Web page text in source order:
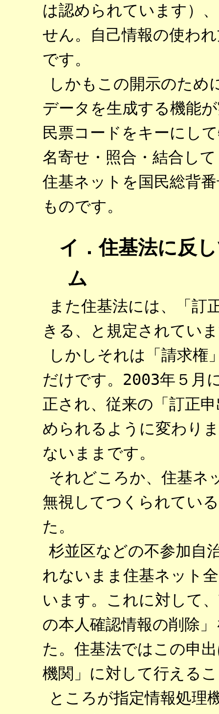
は認められています）
せん。自己情報の使わ
です。
しかもこの開示のため
データを生成する機能
民票コードをキーにし
名寄せ・照合・結合し
住基ネットを国民総背
ものです。
イ．住基法に反
ム
また住基法には、「訂
きる、と規定されてい
しかしそれは「請求権
だけです。2003年５月
正され、従来の「訂正
められるように変わり
ないままです。
それどころか、住基ネ
無視してつくられてい
た。
杉並区などの不参加自
れないまま住基ネット
います。これに対して
の本人確認情報の削除
た。住基法ではこの申
機関」に対して行える
ところが指定情報処理